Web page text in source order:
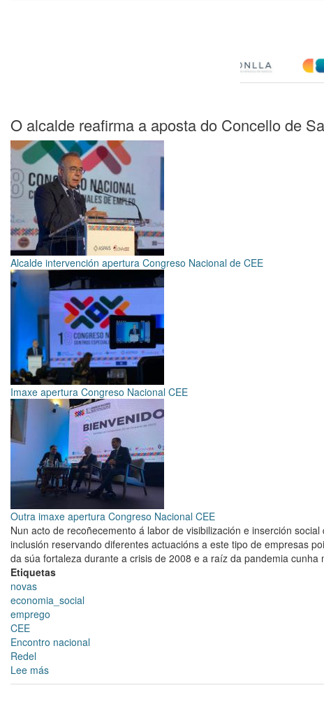
O alcalde reafirma a aposta do Concello de
Alcalde intervención apertura Congreso Nacional de CEE
Imaxe apertura Congreso Nacional CEE
Outra imaxe apertura Congreso Nacional CEE
Nun acto de recoñecemento á labor de visibilización e inserción
inclusión reservando diferentes actuacións a este tipo de empresas
da súa fortaleza durante a crisis de 2008 e a raíz da pandemia
Etiquetas
novas
economia_social
emprego
CEE
Encontro nacional
Redel
Lee más
O